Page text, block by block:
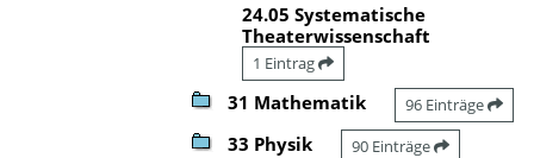
24.05 Systematische
Theaterwissenschaft
1 Eintrag
31 Mathematik 96 Einträge
33 Physik 90 Einträge